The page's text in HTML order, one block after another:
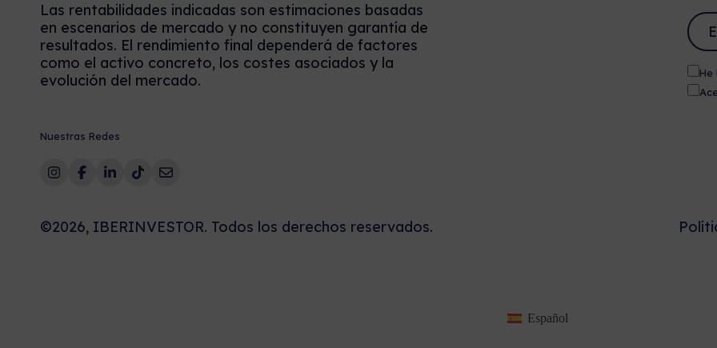
Las rentabilidades indicadas son estimaciones basadas
en escenarios de mercado y no constituyen garantía de
resultados. El rendimiento final dependerá de factores
como el activo concreto, los costes asociados y la
evolución del mercado.
Nuestras Redes
©2026, IBERINVESTOR. Todos los derechos reservados.
Español